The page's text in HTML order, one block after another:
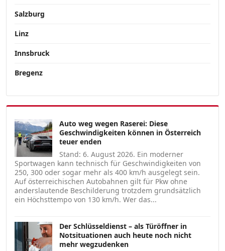
Salzburg
Linz
Innsbruck
Bregenz
Auto weg wegen Raserei: Diese
Geschwindigkeiten können in Österreich
teuer enden
Stand: 6. August 2026. Ein moderner
Sportwagen kann technisch für Geschwindigkeiten von
250, 300 oder sogar mehr als 400 km/h ausgelegt sein.
Auf österreichischen Autobahnen gilt für Pkw ohne
anderslautende Beschilderung trotzdem grundsätzlich
ein Höchsttempo von 130 km/h. Wer das...
Der Schlüsseldienst – als Türöffner in
Notsituationen auch heute noch nicht
mehr wegzudenken